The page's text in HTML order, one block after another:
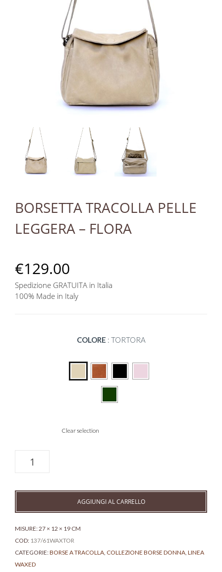
BORSETTA TRACOLLA PELLE
LEGGERA – FLORA
€129.00
Spedizione GRATUITA in Italia
100% Made in Italy
COLORE : TORTORA
Clear selection
tracolla
pelle
AGGIUNGI AL CARRELLO
MISURE: 27 × 12 × 19 CM
COD: 137/61WAXTOR
CATEGORIE:BORSE A TRACOLLA, COLLEZIONE BORSE DONNA, LINEA
WAXED